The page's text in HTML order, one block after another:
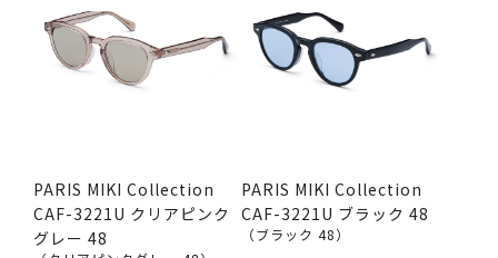
PARIS MIKI Collection
CAF-3221U クリアピンク
グレー 48
PARIS MIKI Collection
CAF-3221U ブラック 48
（ブラック 48）